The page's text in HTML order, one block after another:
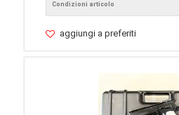
Condizioni articolo
aggiungi a preferiti